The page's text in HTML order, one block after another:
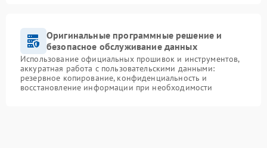
Оригинальные программные решение и
безопасное обслуживание данных
Использование официальных прошивок и инструментов,
аккуратная работа с пользовательскими данными:
резервное копирование, конфиденциальность и
восстановление информации при необходимости